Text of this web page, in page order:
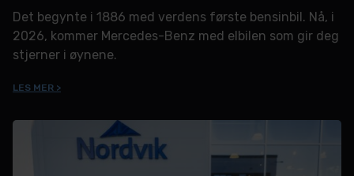
Det begynte i 1886 med verdens første bensinbil. Nå, i
2026, kommer Mercedes-Benz med elbilen som gir deg
stjerner i øynene.
LES MER >